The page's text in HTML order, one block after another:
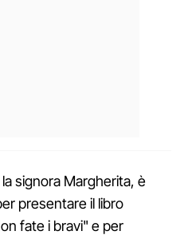
la signora Margherita, è
presentare il libro
fate i bravi" e per